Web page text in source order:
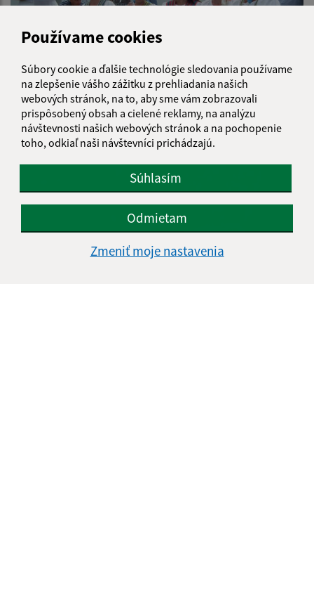
Používame cookies
Súbory cookie a ďalšie technológie sledovania používame
na zlepšenie vášho zážitku z prehliadania našich
webových stránok, na to, aby sme vám zobrazovali
prispôsobený obsah a cielené reklamy, na analýzu
návštevnosti našich webových stránok a na pochopenie
toho, odkiaľ naši návštevníci prichádzajú.
Súhlasím
Odmietam
Zmeniť moje nastavenia
Finta v kotliku V. ročník